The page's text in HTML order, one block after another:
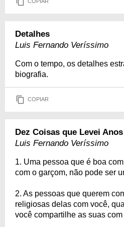
Detalhes
Luis Fernando Veríssimo
Com o tempo, os detalhes
biografia.
COPIAR
Dez Coisas que Levei
Luis Fernando Veríssimo
1. Uma pessoa que é boa
com o garçom, não pode ser
2. As pessoas que querem
religiosas delas com você,
você compartilhe as suas com